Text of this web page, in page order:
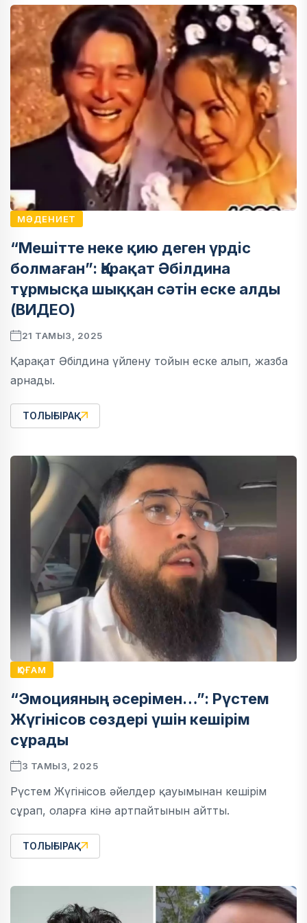
МӘДЕНИЕТ
“Мешітте неке қию деген үрдіс
болмаған”: Қарақат Әбілдина
тұрмысқа шыққан сәтін еске алды
(ВИДЕО)
21 ТАМЫЗ, 2025
Қарақат Әбілдина үйлену тойын еске алып, жазба
арнады.
ТОЛЫҒЫРАҚ
ҚОҒАМ
“Эмоцияның әсерімен…”: Рүстем
Жүгінісов сөздері үшін кешірім
сұрады
3 ТАМЫЗ, 2025
Рүстем Жүгінісов әйелдер қауымынан кешірім
сұрап, оларға кінә артпайтынын айтты.
ТОЛЫҒЫРАҚ